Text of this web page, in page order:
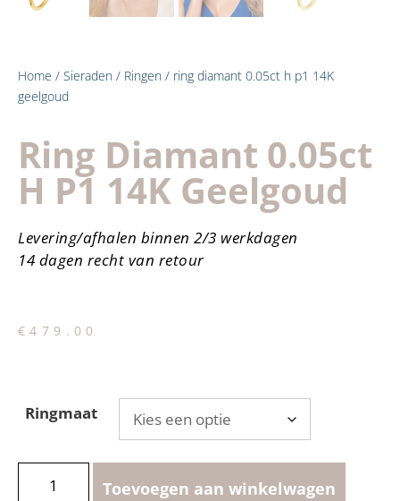
Home / Sieraden / Ringen / ring diamant 0.05ct h p1 14K
geelgoud
Ring Diamant 0.05ct
H P1 14K Geelgoud
Levering/afhalen binnen 2/3 werkdagen
14 dagen recht van retour
€479.00
Ringmaat
Toevoegen aan winkelwagen